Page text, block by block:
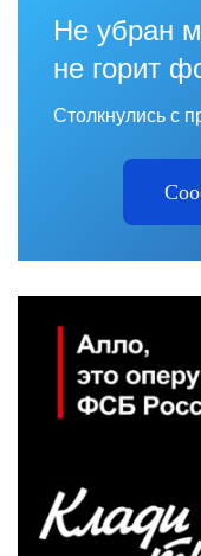
Не убран
не горит
Столкнулись с